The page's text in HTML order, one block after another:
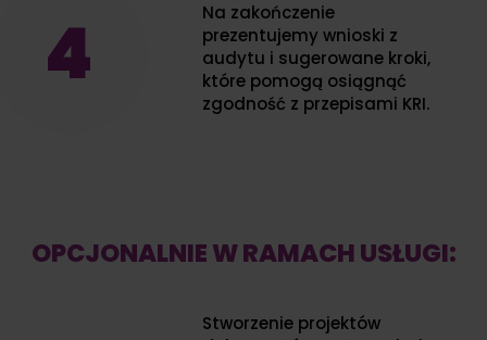
4
Na zakończenie
prezentujemy wnioski z
audytu i sugerowane kroki,
które pomogą osiągnąć
zgodność z przepisami KRI.
OPCJONALNIE W RAMACH USŁUGI:
Stworzenie projektów